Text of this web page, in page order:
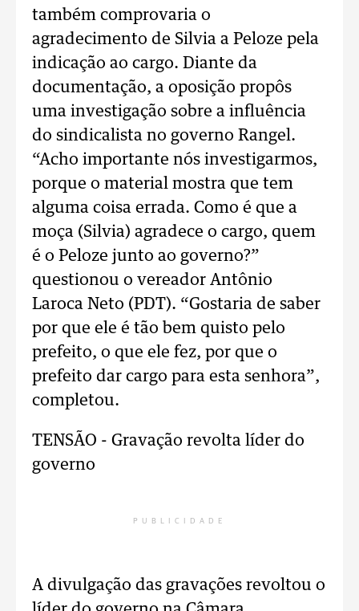
também comprovaria o
agradecimento de Silvia a Peloze pela
indicação ao cargo. Diante da
documentação, a oposição propôs
uma investigação sobre a influência
do sindicalista no governo Rangel.
“Acho importante nós investigarmos,
porque o material mostra que tem
alguma coisa errada. Como é que a
moça (Silvia) agradece o cargo, quem
é o Peloze junto ao governo?”
questionou o vereador Antônio
Laroca Neto (PDT). “Gostaria de saber
por que ele é tão bem quisto pelo
prefeito, o que ele fez, por que o
prefeito dar cargo para esta senhora”,
completou.
TENSÃO - Gravação revolta líder do
governo
PUBLICIDADE
A divulgação das gravações revoltou o